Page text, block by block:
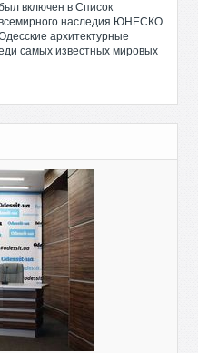
включен в Список
наследия ЮНЕСКО.
архитектурные
самых известных мировых